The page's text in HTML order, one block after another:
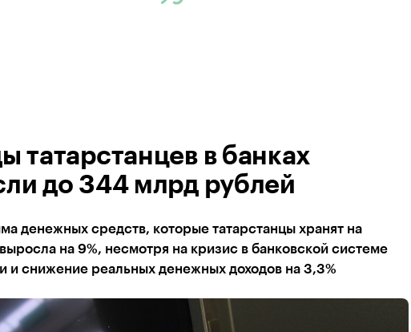
татарстанцев в банках
до 344 млрд рублей
денежных средств, которые татарстанцы хранят на
на 9%, несмотря на кризис в банковской системе
и снижение реальных денежных доходов на 3,3%